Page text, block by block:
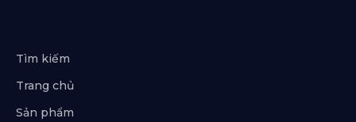
Tìm kiếm
Trang chủ
Sản phẩm